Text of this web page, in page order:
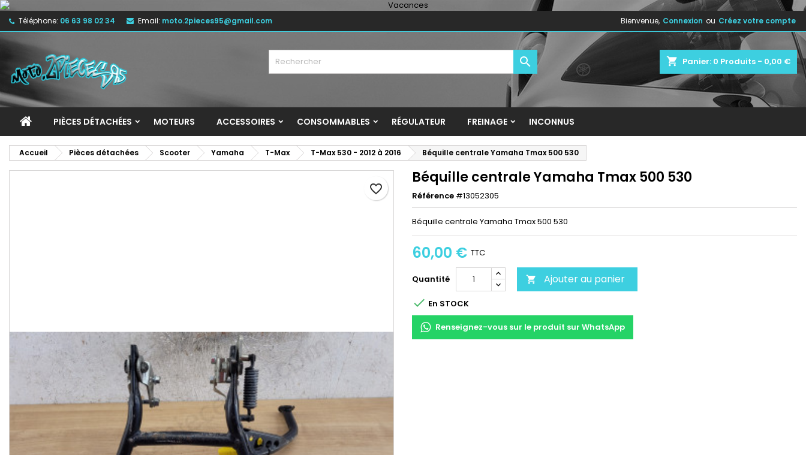
Téléphone: 06 63 98 02 34 Email: moto.2pieces95@gmail.com Bienvenue, Connexion ou Créez votre compte
shopping_cart Panier: 0 Produits - 0,00 €

PIÈCES DÉTACHÉES MOTEURS ACCESSOIRES CONSOMMABLES RÉGULATEUR FREINAGE INCONNUS
Accueil Pièces détachées Scooter Yamaha T-Max T-Max 530 - 2012 à 2016 Béquille centrale Yamaha Tmax 500 530
Béquille centrale Yamaha Tmax 500 530
Référence #13052305
Béquille centrale Yamaha Tmax 500 530
60,00 € TTC
Quantité  Ajouter au panier
favorite_border
 En STOCK
Renseignez-vous sur le produit sur WhatsApp
My wishlists ×
Create new list
Créer une liste d'envies ×
Nom de la liste d'envies
Connexion ×
Vous devez être connecté pour ajouter des produits à votre liste
d'envies.